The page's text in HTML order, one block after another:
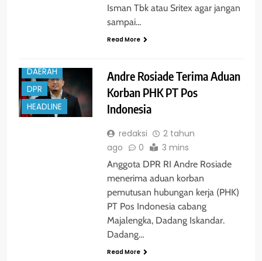
Isman Tbk atau Sritex agar jangan
sampai…
Read More
DAERAH
DPR
HEADLINE
Andre Rosiade Terima Aduan
Korban PHK PT Pos
Indonesia
redaksi
2 tahun
ago
0 3 mins
Anggota DPR RI Andre Rosiade
menerima aduan korban
pemutusan hubungan kerja (PHK)
PT Pos Indonesia cabang
Majalengka, Dadang Iskandar.
Dadang…
Read More